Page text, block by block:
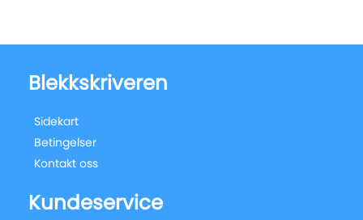
Blekkskriveren
Sidekart
Betingelser
Kontakt oss
Kundeservice